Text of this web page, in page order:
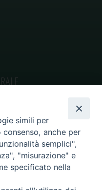
simili per
anche per
semplici",
"misurazione" e
specificato nella